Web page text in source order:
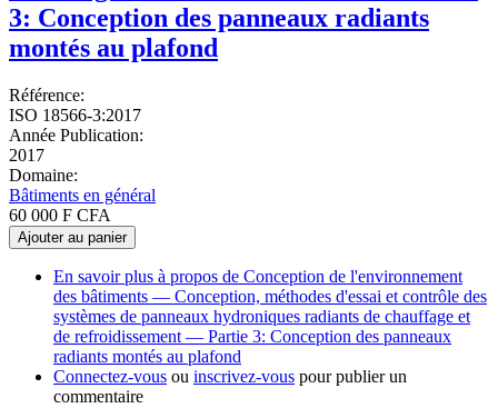
3: Conception des panneaux radiants
montés au plafond
Référence:
ISO 18566-3:2017
Année Publication:
2017
Domaine:
Bâtiments en général
60 000 F CFA
Ajouter au panier
En savoir plus à propos de Conception de l'environnement
des bâtiments — Conception, méthodes d'essai et contrôle des
systèmes de panneaux hydroniques radiants de chauffage et
de refroidissement — Partie 3: Conception des panneaux
radiants montés au plafond
Connectez-vous ou inscrivez-vous pour publier un
commentaire